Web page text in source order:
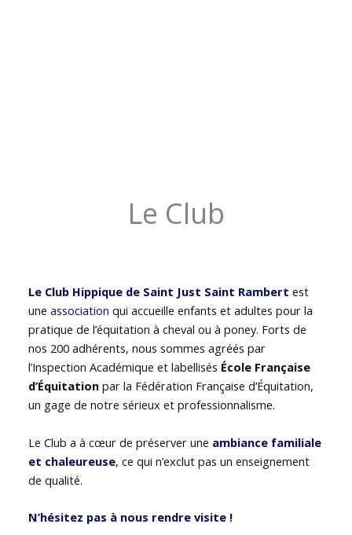
Le Club
Le Club Hippique de Saint Just Saint Rambert est
uneassociation qui accueille enfants et adultes pour la
pratique de l’équitation à cheval ou à poney. Forts de
nos 200 adhérents, nous sommes agréés par
l’Inspection Académique et labellisés École Française
d’Équitation par la Fédération Française d’Équitation,
un gage de notre sérieux et professionnalisme.
Le Club a à cœur de préserver une ambiance familiale
et chaleureuse, ce qui n’exclut pas un enseignement
de qualité.
N’hésitez pas à nous rendre visite !